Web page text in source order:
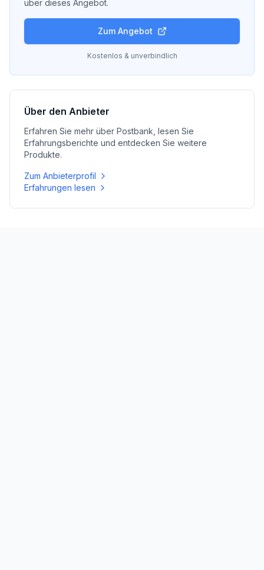
über dieses Angebot.
Zum Angebot
Kostenlos & unverbindlich
Über den Anbieter
Erfahren Sie mehr über Postbank , lesen Sie
Erfahrungsberichte und entdecken Sie weitere
Produkte.
Zum Anbieterprofil
Erfahrungen lesen